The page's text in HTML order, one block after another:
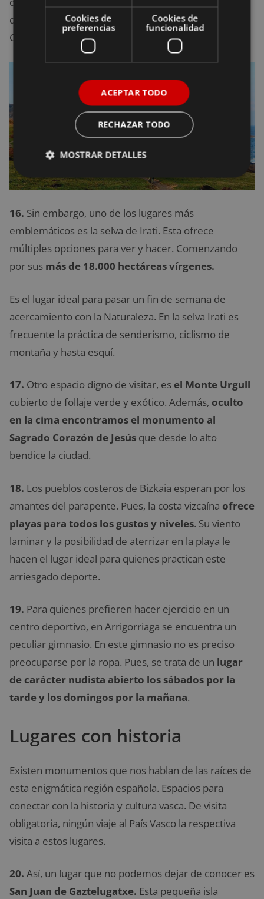
que se mezclan con el hermoso azul del mar
Cantábrico.
16. Sin embargo, uno de los lugares más
emblemáticos es la selva de Irati. Esta ofrece
múltiples opciones para ver y hacer. Comenzando
por sus más de 18.000 hectáreas vírgenes.
Es el lugar ideal para pasar un fin de semana de
acercamiento con la Naturaleza. En la selva Irati es
frecuente la práctica de senderismo, ciclismo de
montaña y hasta esquí.
17. Otro espacio digno de visitar, es el Monte Urgull
cubierto de follaje verde y exótico. Además, oculto
en la cima encontramos el monumento al
Sagrado Corazón de Jesús que desde lo alto
bendice la ciudad.
18. Los pueblos costeros de Bizkaia esperan por los
amantes del parapente. Pues, la costa vizcaína ofrece
playas para todos los gustos y niveles. Su viento
laminar y la posibilidad de aterrizar en la playa le
hacen el lugar ideal para quienes practican este
arriesgado deporte.
19. Para quienes prefieren hacer ejercicio en un
centro deportivo, en Arrigorriaga se encuentra un
peculiar gimnasio. En este gimnasio no es preciso
preocuparse por la ropa. Pues, se trata de un lugar
de carácter nudista abierto los sábados por la
tarde y los domingos por la mañana.
Lugares con historia
Existen monumentos que nos hablan de las raíces de
esta enigmática región española. Espacios para
conectar con la historia y cultura vasca. De visita
obligatoria, ningún viaje al País Vasco la respectiva
visita a estos lugares.
20. Así, un lugar que no podemos dejar de conocer es
San Juan de Gaztelugatxe. Esta pequeña isla
Cookies de
preferencias
Cookies de
funcionalidad
ACEPTAR TODO
RECHAZAR TODO
MOSTRAR DETALLES